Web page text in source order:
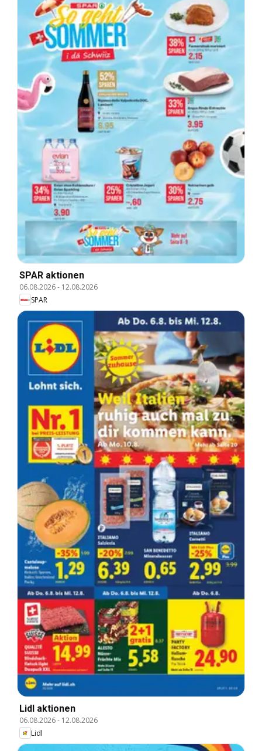
SPAR aktionen
06.08.2026- 12.08.2026
SPAR
Lidl aktionen
06.08.2026- 12.08.2026
Lidl